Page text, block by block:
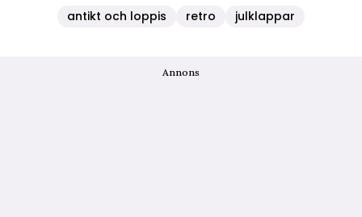
antikt och loppis retro julklappar
Annons